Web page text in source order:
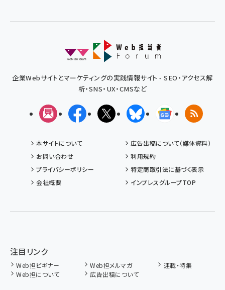
企業Webサイトとマーケティングの実践情報サイト - SEO・アクセス解
析・SNS・UX・CMSなど
メルマガFacebookX(エックス)BlueskyGoogleニュ
RSS
本サイトについて
広告出稿について（媒体資料）
お問い合わせ
利用規約
プライバシーポリシー
特定商取引法に基づく表示
会社概要
インプレスグループTOP
注目リンク
Web担ビギナー Web担メルマガ
連載・特集
Web担について
広告出稿について